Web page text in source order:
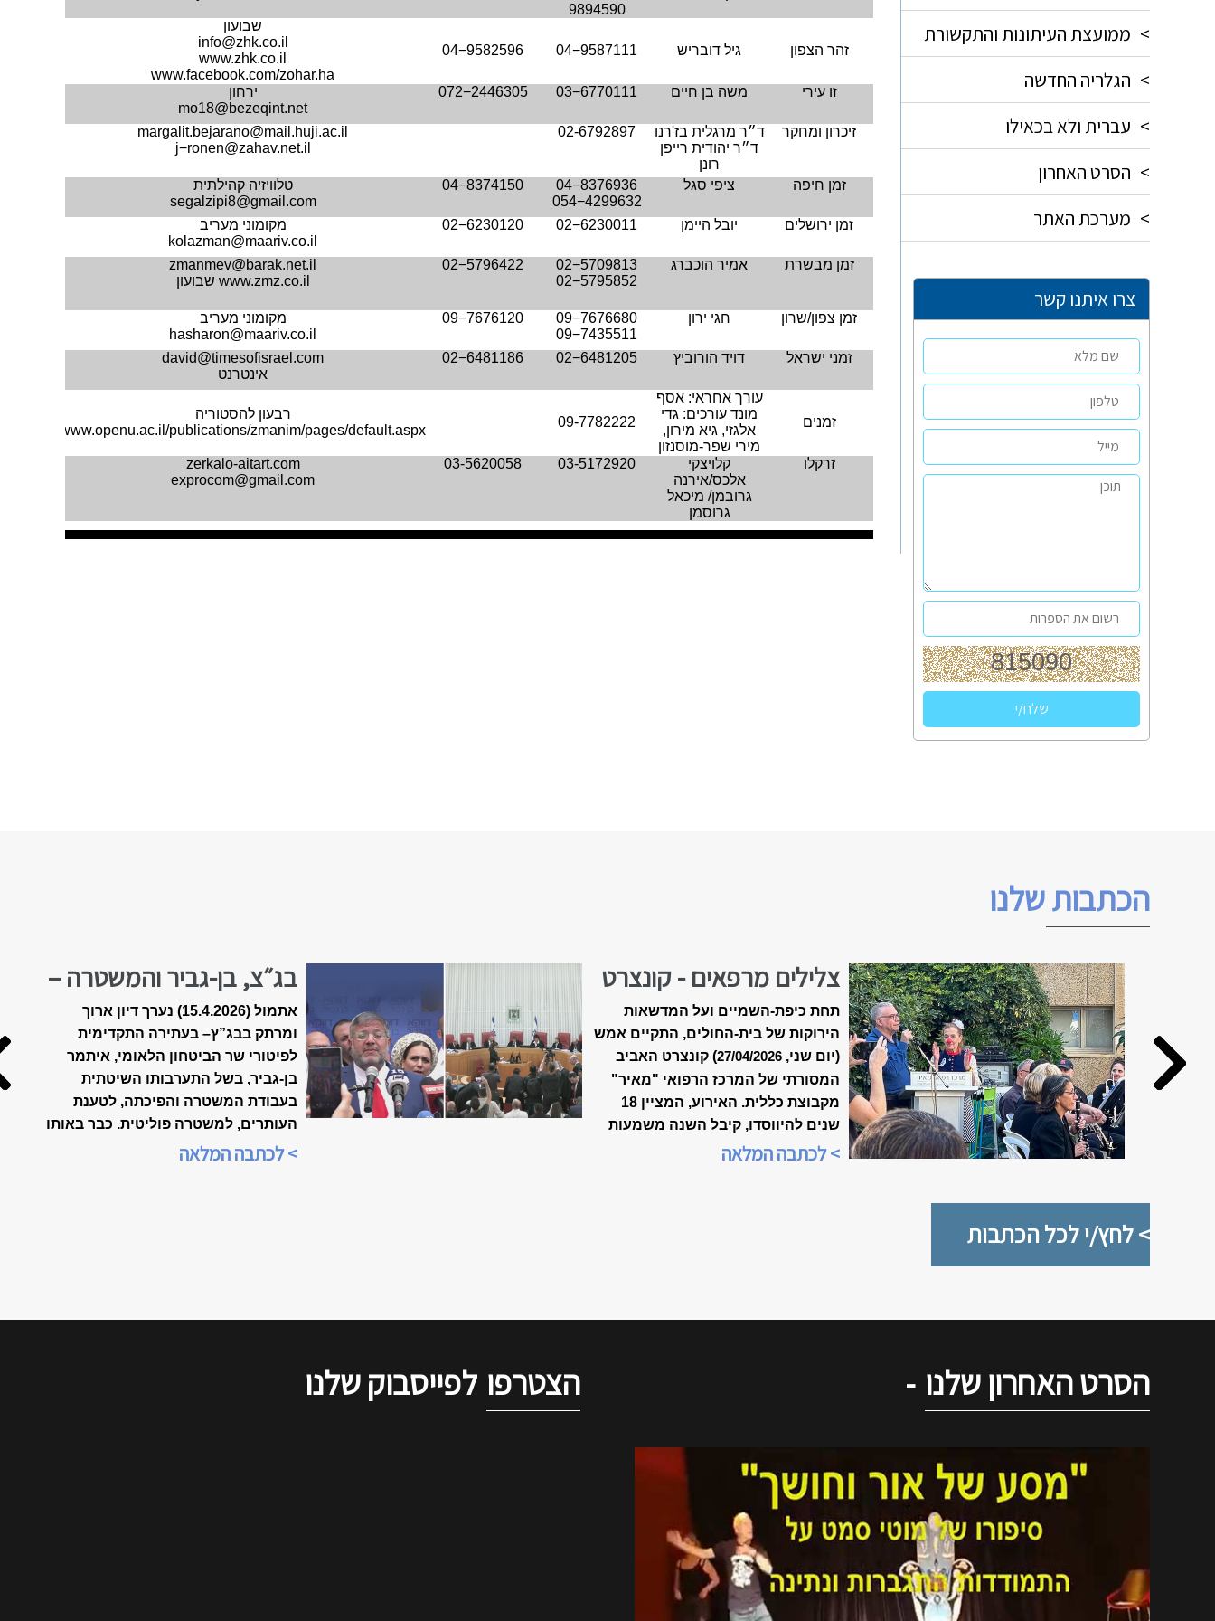
> ממועצת העיתונות והתקשורת
> הגלריה החדשה
> עברית ולא בכאילו
> הסרט האחרון
> מערכת האתר
צרו איתנו קשר
9894590
זהר הצפון גיל דובריש 04−9587111
04−9582596
שבועון
info@zhk.co.il
www.zhk.co.il
www.facebook.com/zohar.ha
זו עירי
משה בן חיים 03−6770111
072−2446305
ירחון
mo18@bezeqint.net
זיכרון ומחקר
ד״ר מרגלית בז'רנו
ד״ר יהודית רייפן
רונן
02-6792897
margalit.bejarano@mail.huji.ac.il
j−ronen@zahav.net.il
זמן חיפה ציפי סגל
04−8376936
054−4299632
04−8374150
טלוויזיה קהילתית
segalzipi8@gmail.com
זמן ירושלים
יובל היימן 02−6230011
02−6230120
מקומוני מעריב
kolazman@maariv.co.il
זמן מבשרת
אמיר הוכברג
02−5709813
02−5795852
02−5796422
zmanmev@barak.net.il
www.zmz.co.il שבועון
זמן צפון/שרון חגי ירון
09−7676680
09−7435511
09−7676120
מקומוני מעריב
hasharon@maariv.co.il
זמני ישראל
דויד הורוביץ 02−6481205
02−6481186
david@timesofisrael.com
אינטרנט
זמנים
עורך אחראי: אסף
מונד עורכים: גדי
אלגזי, גיא מירון,
מירי שפר-מוסנזון
09-7782222
רבעון להסטוריה
www.openu.ac.il/publications/zmanim/pages/default.aspx
זרקלו
קלויצקי
אלכס/אירנה
גרובמן/ מיכאל
גרוסמן
03-5172920
03-5620058
zerkalo-aitart.com
exprocom@gmail.com
הכתבות שלנו
צלילים מרפאים - קונצרט
האביב ה-18 של ״מאיר״
תחת כיפת-השמיים ועל המדשאות
הירוקות של בית-החולים, התקיים אמש
(יום שני, 27/04/2026) קונצרט האביב
המסורתי של המרכז הרפואי "מאיר"
מקבוצת כללית. האירוע, המציין 18
שנים להיווסדו, קיבל השנה משמעות
מיוחדת, כשנכלל לראשונה במסגרת
> לכתבה המלאה
בג״צ, בן-גביר והמשטרה –
הולכים לפשרה?אתמול (15.4.2026) נערך דיון ארוך
ומרתק בבג”ץ– בעתירה התקדימית
לפיטורי שר הביטחון הלאומי, איתמר
בן-גביר, בשל התערבותו השיטתית
בעבודת המשטרה והפיכתה, לטענת
העותרים, למשטרה פוליטית. כבר באותו
> לכתבה המלאה
> לחץ/י לכל הכתבות
הסרט האחרון שלנו - הצטרפו לפייסבוק שלנו